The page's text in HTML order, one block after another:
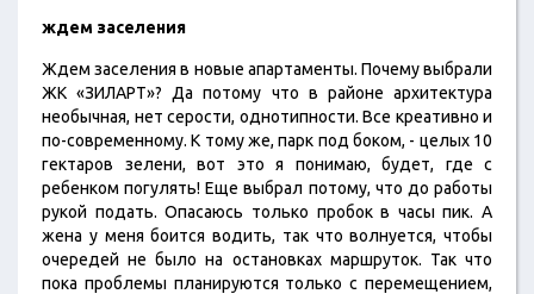
ждем заселения
Ждем заселения в новые апартаменты. Почему выбрали
ЖК «ЗИЛАРТ»? Да потому что в районе архитектура
необычная, нет серости, однотипности. Все креативно и
по-современному. К тому же, парк под боком, - целых 10
гектаров зелени, вот это я понимаю, будет, где с
ребенком погулять! Еще выбрал потому, что до работы
рукой подать. Опасаюсь только пробок в часы пик. А
жена у меня боится водить, так что волнуется, чтобы
очередей не было на остановках маршруток. Так что
пока проблемы планируются только с перемещением,